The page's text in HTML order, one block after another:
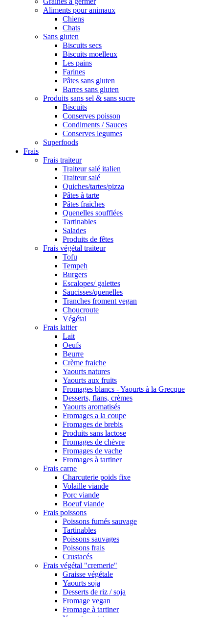
Aliments pour animaux
Chiens
Chats
Sans gluten
Biscuits secs
Biscuits moelleux
Les pains
Farines
Pâtes sans gluten
Barres sans gluten
Produits sans sel & sans sucre
Biscuits
Conserves poisson
Condiments / Sauces
Conserves legumes
Superfoods
Frais
Frais traiteur
Traiteur salé italien
Traiteur salé
Quiches/tartes/pizza
Pâtes à tarte
Pâtes fraiches
Quenelles soufflées
Tartinables
Salades
Produits de fêtes
Frais végétal traiteur
Tofu
Tempeh
Burgers
Escalopes/ galettes
Saucisses/quenelles
Tranches froment vegan
Choucroute
Végétal
Frais laitier
Lait
Oeufs
Beurre
Crème fraiche
Yaourts natures
Yaourts aux fruits
Fromages blancs - Yaourts à la Grecque
Desserts, flans, crèmes
Yaourts aromatisés
Fromages a la coupe
Fromages de brebis
Produits sans lactose
Fromages de chèvre
Fromages de vache
Fromages à tartiner
Frais carne
Charcuterie poids fixe
Volaille viande
Porc viande
Boeuf viande
Frais poissons
Poissons fumés sauvage
Tartinables
Poissons sauvages
Poissons frais
Crustacés
Frais végétal "cremerie"
Graisse végétale
Yaourts soja
Desserts de riz / soja
Fromage vegan
Fromage à tartiner